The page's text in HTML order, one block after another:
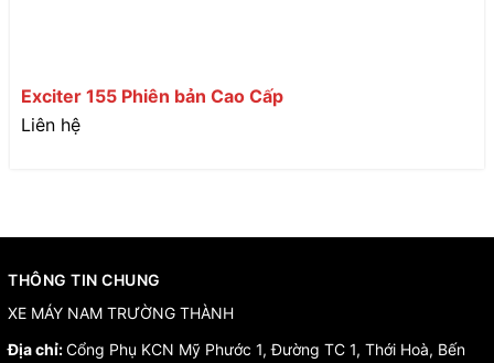
Exciter 155 Phiên bản Cao Cấp
Liên hệ
THÔNG TIN CHUNG
XE MÁY NAM TRƯỜNG THÀNH
Địa chỉ:Cổng Phụ KCN Mỹ Phước 1, Đường TC 1, Thới Hoà, Bến